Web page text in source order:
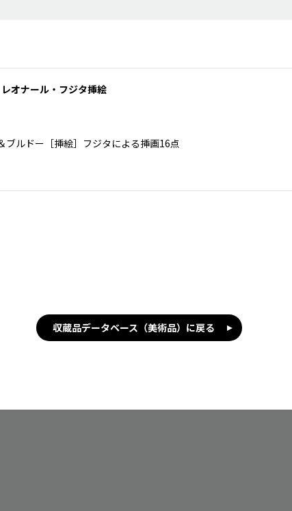
オナール・フジタ挿絵
ブルドー［挿絵］フジタによる挿画16点
収蔵品データベース（美術品）に戻る